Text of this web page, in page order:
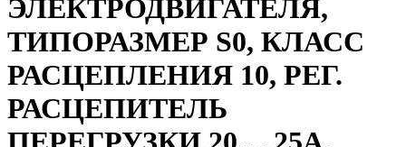
ЭЛЕКТРОДВИГАТЕЛЯ,
ТИПОРАЗМЕР S0, КЛАСС
РАСЦЕПЛЕНИЯ 10, РЕГ.
РАСЦЕПИТЕЛЬ